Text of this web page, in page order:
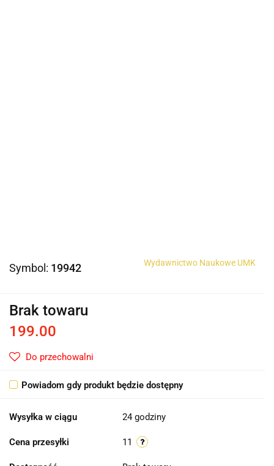
Symbol: 19942 Wydawnictwo Naukowe UMK
Brak towaru
199.00
Do przechowalni
Powiadom gdy produkt będzie dostępny
Wysyłka w ciągu 24 godziny
Cena przesyłki 11